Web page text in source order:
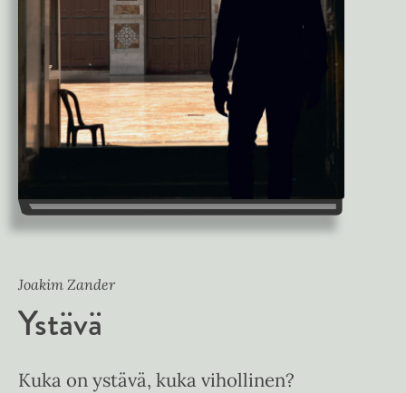
Joakim Zander
Ystävä
Kuka on ystävä, kuka vihollinen?